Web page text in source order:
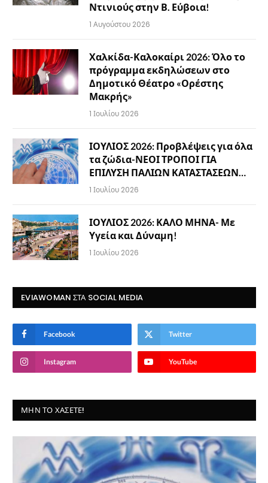
Ντινιούς στην Β. Εύβοια!
1 Αυγούστου 2026
Χαλκίδα-Καλοκαίρι 2026: Όλο το
πρόγραμμα εκδηλώσεων στο
Δημοτικό Θέατρο «Ορέστης
Μακρής»
1 Ιουλίου 2026
ΙΟΥΛΙΟΣ 2026: Προβλέψεις για όλα
τα ζώδια-ΝΕΟΙ ΤΡΟΠΟΙ ΓΙΑ
ΕΠΙΛΥΣΗ ΠΑΛΙΩΝ ΚΑΤΑΣΤΑΣΕΩΝ…
1 Ιουλίου 2026
ΙΟΥΛΙΟΣ 2026: ΚΑΛΟ ΜΗΝΑ- Με
Υγεία και Δύναμη!
1 Ιουλίου 2026
EVIAWOMAN ΣΤΑ SOCIAL MEDIA
Facebook Twitter
Instagram YouTube
ΜΗΝ ΤΟ ΧΆΣΕΤΕ!